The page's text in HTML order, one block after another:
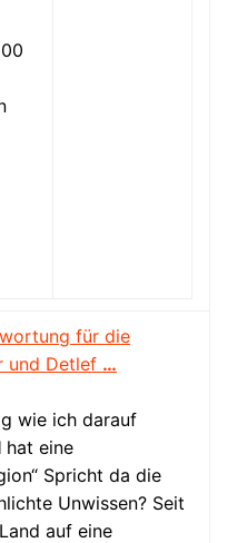
für die
und Detlef …
wie ich darauf
hat eine
Spricht da die
Unwissen? Seit
auf eine